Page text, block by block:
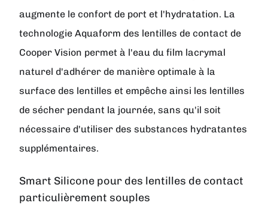
augmente le confort de port et l'hydratation. La
technologie Aquaform des lentilles de contact de
Cooper Vision permet à l'eau du film lacrymal
naturel d'adhérer de manière optimale à la
surface des lentilles et empêche ainsi les lentilles
de sécher pendant la journée, sans qu'il soit
nécessaire d'utiliser des substances hydratantes
supplémentaires.
Smart Silicone pour des lentilles de contact
particulièrement souples